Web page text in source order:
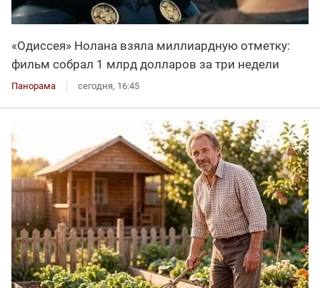
«Одиссея» Нолана взяла миллиардную отметку:
фильм собрал 1 млрд долларов за три недели
Панорама сегодня, 16:45